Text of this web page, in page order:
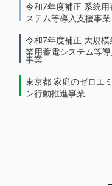
令和7年度補正 系統用
ステム等導入支援事業
令和7年度補正 大規模
業用蓄電システム等
事業
東京都 家庭のゼロエ
ン行動推進事業